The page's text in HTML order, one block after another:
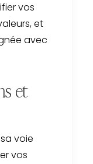
vos
et
avec
et
voie
vos